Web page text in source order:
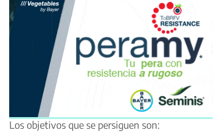
Los objetivos que se persiguen son: